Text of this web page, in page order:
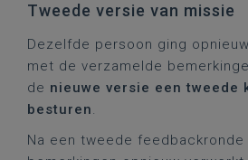
Tweede versie van missie
Dezelfde persoon ging
met de verzamelde
de nieuwe versie een tweede
besturen.
Na een tweede feedbackronde